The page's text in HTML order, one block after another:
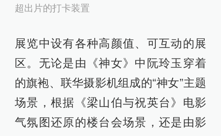
超出片的打卡装置
展览中设有各种高颜值、可互动的展
区。无论是由《神女》中阮玲玉穿着
的旗袍、联华摄影机组成的“神女”主题
场景，根据《梁山伯与祝英台》电影
气氛图还原的楼台会场景，还是由影